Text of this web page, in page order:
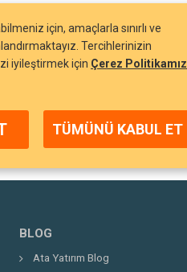
BLOG
Ata Yatırım Blog
için, amaçlarla sınırlı ve
Tercihlerinizin
iyileştirmek için Çerez
TÜMÜNÜ KABUL ET